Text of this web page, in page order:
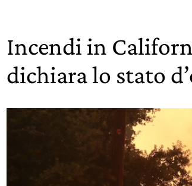
Incendi in
dichiara lo stato